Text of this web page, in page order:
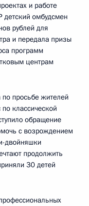
и работе
детский омбудсмен
рублей для
и передала призы
программ
центрам
просьбе жителей
классической
обращение
с возрождением
двойняшки
продолжить
30 детей